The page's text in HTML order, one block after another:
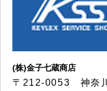
(株)金子七蔵商店
〒212-0053 神奈